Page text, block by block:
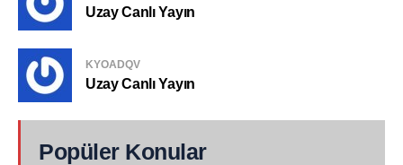
Uzay Canlı Yayın
KYOADQV
Uzay Canlı Yayın
Popüler Konular